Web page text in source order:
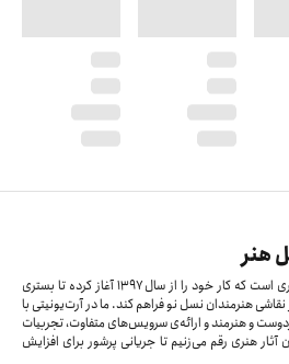
هنر
آرت‌یونیتی بازار آنلاین فروش آثار هنری است که کار خود را از سال ۱۳۹۷ آغاز کرده‌ تا بستری
هنرمندان نسل نو فراهم کند. ما در آرت‌یونیتی با
و هنرمند و ارائه‌ی سرویس‌های متفاوت، تجربیات
آثار هنری رقم می‌زنیم تا جریانی پرشور برای افزایش